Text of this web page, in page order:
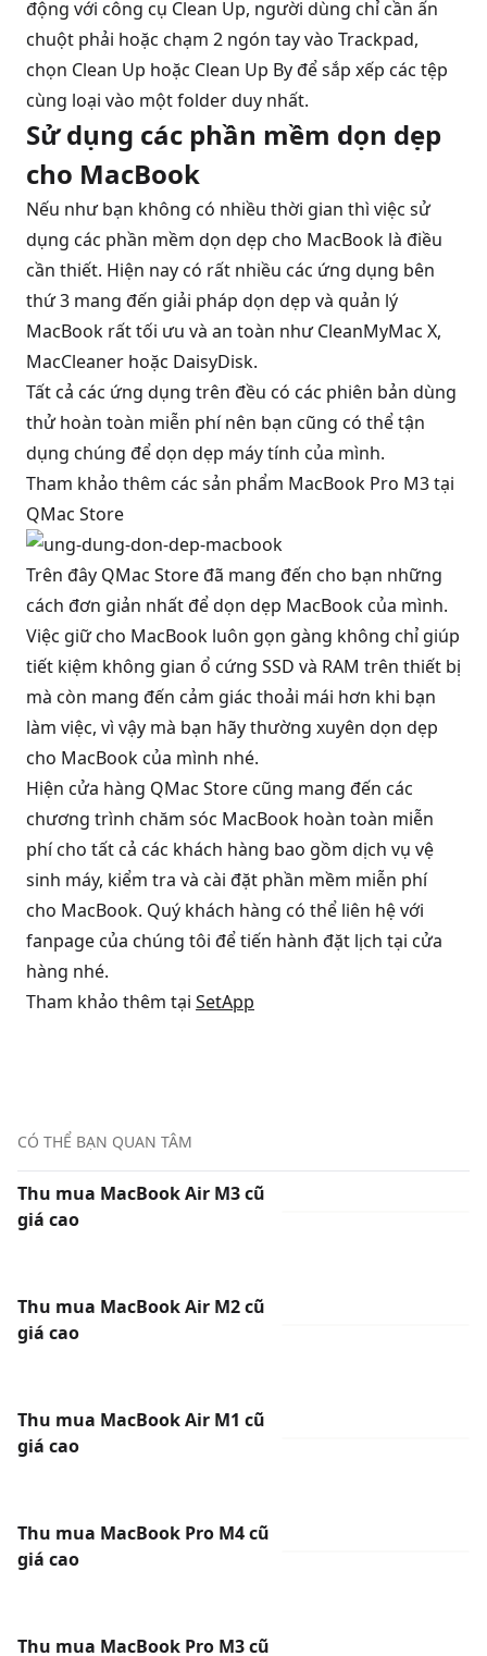
động với công cụ Clean Up, người dùng chỉ cần ấn
chuột phải hoặc chạm 2 ngón tay vào Trackpad,
chọn Clean Up hoặc Clean Up By để sắp xếp các tệp
cùng loại vào một folder duy nhất.
Sử dụng các phần mềm dọn dẹp
cho MacBook
Nếu như bạn không có nhiều thời gian thì việc sử
dụng các phần mềm dọn dẹp cho MacBook là điều
cần thiết. Hiện nay có rất nhiều các ứng dụng bên
thứ 3 mang đến giải pháp dọn dẹp và quản lý
MacBook rất tối ưu và an toàn như CleanMyMac X,
MacCleaner hoặc DaisyDisk.
Tất cả các ứng dụng trên đều có các phiên bản dùng
thử hoàn toàn miễn phí nên bạn cũng có thể tận
dụng chúng để dọn dẹp máy tính của mình.
Tham khảo thêm các sản phẩm MacBook Pro M3tại
QMac Store
Trên đây QMac Store đã mang đến cho bạn những
cách đơn giản nhất để dọn dẹp MacBook của mình.
Việc giữ cho MacBook luôn gọn gàng không chỉ giúp
tiết kiệm không gian ổ cứng SSD và RAM trên thiết bị
mà còn mang đến cảm giác thoải mái hơn khi bạn
làm việc, vì vậy mà bạn hãy thường xuyên dọn dẹp
cho MacBook của mình nhé.
Hiện cửa hàng QMac Store cũng mang đến các
chương trình chăm sóc MacBook hoàn toàn miễn
phí cho tất cả các khách hàng bao gồm dịch vụ vệ
sinh máy, kiểm tra và cài đặt phần mềm miễn phí
cho MacBook. Quý khách hàng có thể liên hệ với
fanpage của chúng tôi để tiến hành đặt lịch tại cửa
hàng nhé.
Tham khảo thêm tại SetApp
CÓ THỂ BẠN QUAN TÂM
Thu mua MacBook Air M3 cũ
giá cao
Thu mua MacBook Air M2 cũ
giá cao
Thu mua MacBook Air M1 cũ
giá cao
Thu mua MacBook Pro M4 cũ
giá cao
Thu mua MacBook Pro M3 cũ